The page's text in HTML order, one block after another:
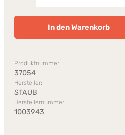
In den Warenkorb
Produktnummer:
37054
Hersteller:
STAUB
Herstellernummer:
1003943